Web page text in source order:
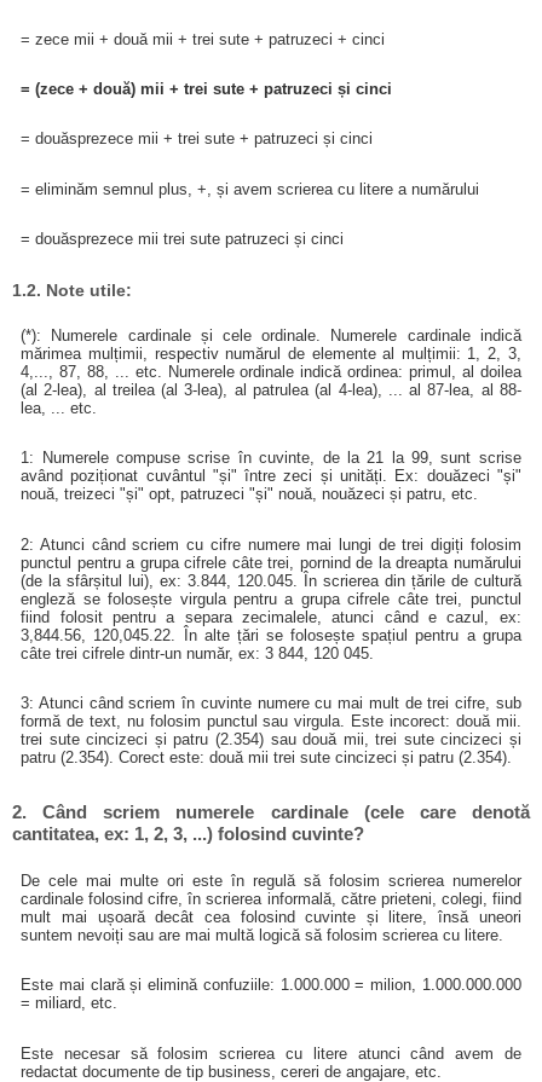
= zece mii + două mii + trei sute + patruzeci + cinci
= (zece + două) mii + trei sute + patruzeci și cinci
= douăsprezece mii + trei sute + patruzeci și cinci
= eliminăm semnul plus, +, și avem scrierea cu litere a numărului
= douăsprezece mii trei sute patruzeci și cinci
1.2. Note utile:
(*): Numerele cardinale și cele ordinale. Numerele cardinale indică
mărimea mulțimii, respectiv numărul de elemente al mulțimii: 1, 2, 3,
4,..., 87, 88, ... etc. Numerele ordinale indică ordinea: primul, al doilea
(al 2-lea), al treilea (al 3-lea), al patrulea (al 4-lea), ... al 87-lea, al 88-
lea, ... etc.
1: Numerele compuse scrise în cuvinte, de la 21 la 99, sunt scrise
având poziționat cuvântul "și" între zeci și unități. Ex: douăzeci "și"
nouă, treizeci "și" opt, patruzeci "și" nouă, nouăzeci și patru, etc.
2: Atunci când scriem cu cifre numere mai lungi de trei digiți folosim
punctul pentru a grupa cifrele câte trei, pornind de la dreapta numărului
(de la sfârșitul lui), ex: 3.844, 120.045. În scrierea din țările de cultură
engleză se folosește virgula pentru a grupa cifrele câte trei, punctul
fiind folosit pentru a separa zecimalele, atunci când e cazul, ex:
3,844.56, 120,045.22. În alte țări se folosește spațiul pentru a grupa
câte trei cifrele dintr-un număr, ex: 3 844, 120 045.
3: Atunci când scriem în cuvinte numere cu mai mult de trei cifre, sub
formă de text, nu folosim punctul sau virgula. Este incorect: două mii.
trei sute cincizeci și patru (2.354) sau două mii, trei sute cincizeci și
patru (2.354). Corect este: două mii trei sute cincizeci și patru (2.354).
2. Când scriem numerele cardinale (cele care denotă
cantitatea, ex: 1, 2, 3, ...) folosind cuvinte?
De cele mai multe ori este în regulă să folosim scrierea numerelor
cardinale folosind cifre, în scrierea informală, către prieteni, colegi, fiind
mult mai ușoară decât cea folosind cuvinte și litere, însă uneori
suntem nevoiți sau are mai multă logică să folosim scrierea cu litere.
Este mai clară și elimină confuziile: 1.000.000 = milion, 1.000.000.000
= miliard, etc.
Este necesar să folosim scrierea cu litere atunci când avem de
redactat documente de tip business, cereri de angajare, etc.